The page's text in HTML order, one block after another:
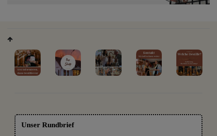
Unser Rundbrief